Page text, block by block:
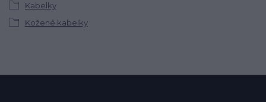
Kabelky
Kožené kabelky